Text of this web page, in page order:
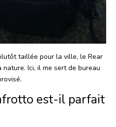
taillée pour la ville, le Rear
Ici, il me sert de bureau
est-il parfait